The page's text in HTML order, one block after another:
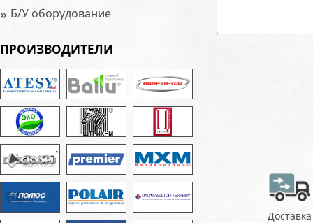
» Б/У оборудование
ПРОИЗВОДИТЕЛИ
Доставка